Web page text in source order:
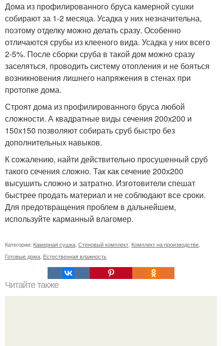
Дома из профилированного бруса камерной сушки
собирают за 1-2 месяца. Усадка у них незначительна,
поэтому отделку можно делать сразу. Особенно
отличаются срубы из клееного вида. Усадка у них всего
2-5%. После сборки сруба в такой дом можно сразу
заселяться, проводить систему отопления и не бояться
возникновения лишнего напряжения в стенах при
протопке дома.
Строят дома из профилированного бруса любой
сложности. А квадратные виды сечения 200х200 и
150х150 позволяют собирать сруб быстро без
дополнительных навыков.
К сожалению, найти действительно просушенный сруб
такого сечения сложно. Так как сечение 200х200
высушить сложно и затратно. Изготовители спешат
быстрее продать материал и не соблюдают все сроки.
Для предотвращения проблем в дальнейшем,
используйте карманный влагомер.
Категории: Камерная сушка Стеновый комплект Комплект на производстве
Готовые дома Естественная влажность
Читайте также